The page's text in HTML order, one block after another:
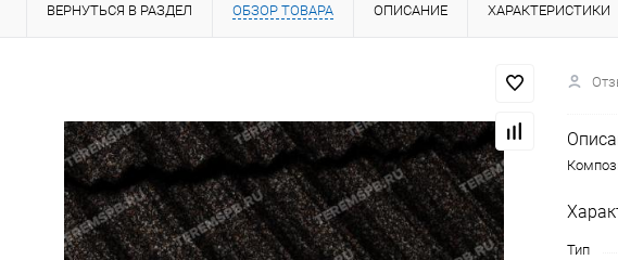
ВЕРНУТЬСЯ В РАЗДЕЛ ОБЗОР ТОВАРА ОПИСАНИЕ ХАРАКТЕРИСТИКИ
Тип